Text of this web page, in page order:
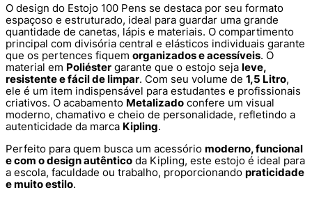
O design do Estojo 100 Pens se destaca por seu formato
espaçoso e estruturado, ideal para guardar uma grande
quantidade de canetas, lápis e materiais. O compartimento
principal com divisória central e elásticos individuais garante
que os pertences fiquem organizados e acessíveis. O
material em Poliéster garante que o estojo seja leve,
resistente e fácil de limpar. Com seu volume de 1,5 Litro,
ele é um item indispensável para estudantes e profissionais
criativos. O acabamento Metalizado confere um visual
moderno, chamativo e cheio de personalidade, refletindo a
autenticidade da marca Kipling.
Perfeito para quem busca um acessório moderno, funcional
e com o design autêntico da Kipling, este estojo é ideal para
a escola, faculdade ou trabalho, proporcionando praticidade
e muito estilo.